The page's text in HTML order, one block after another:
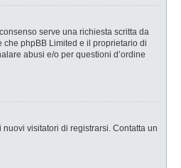
serve una richiesta scritta da
phpBB Limited e il proprietario di
abusi e/o per questioni d’ordine
visitatori di registrarsi. Contatta un